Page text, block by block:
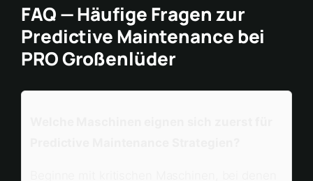
FAQ — Häufige Fragen zur
Predictive Maintenance bei
PRO Großenlüder